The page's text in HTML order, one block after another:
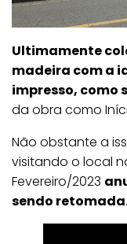
Ultimamente
madeira com a
impresso, como
da obra como
Não obstante a
visitando o local
Fevereiro/2023
sendo retomada.